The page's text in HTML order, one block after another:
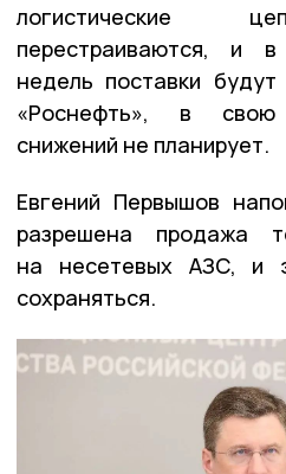
логистические
перестраиваются, и
недель поставки
«Роснефть», в свою
снижений не планирует.
Евгений Первышов
разрешена продажа
на несетевых АЗС, и
сохраняться.